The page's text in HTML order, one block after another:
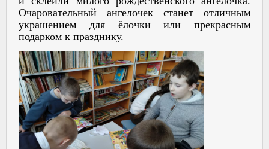
Очаровательный ангелочек станет отличным
украшением для ёлочки или прекрасным
подарком к празднику.